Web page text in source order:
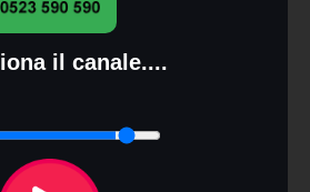
il canale....